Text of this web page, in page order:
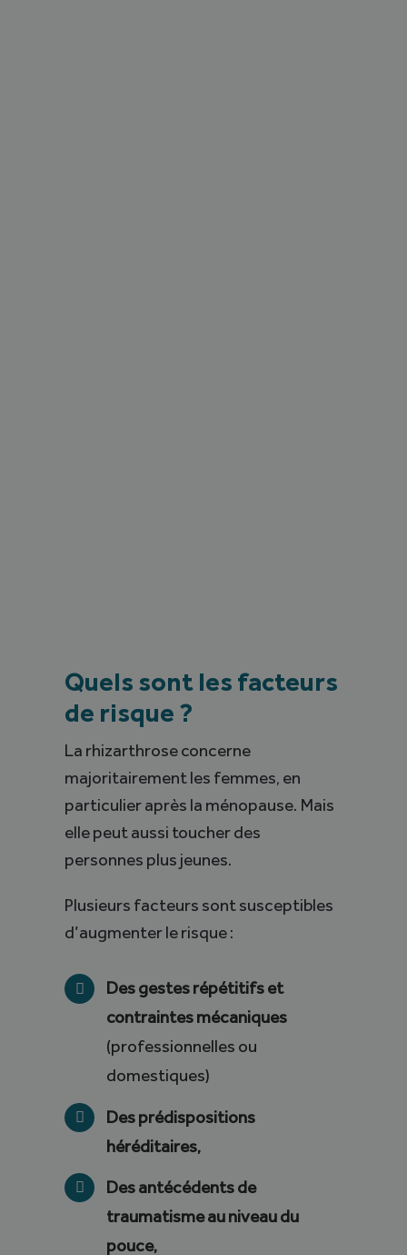
Quels sont les facteurs
de risque ?
La rhizarthrose concerne
majoritairement les femmes, en
particulier après la ménopause. Mais
elle peut aussi toucher des
personnes plus jeunes.
Plusieurs facteurs sont susceptibles
d’augmenter le risque :
Des gestes répétitifs et
contraintes mécaniques
(professionnelles ou
domestiques)
Des prédispositions
héréditaires,
Des antécédents de
traumatisme au niveau du
pouce,